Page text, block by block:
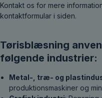
Kontakt os for mere
kontaktformular i siden.
Tørisblæsning
følgende industrier:
Metal-, træ- og
produktionsmaskiner og